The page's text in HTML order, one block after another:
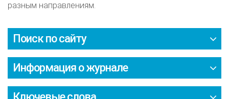
разным направлениям.
Поиск по сайту
Информация о журнале